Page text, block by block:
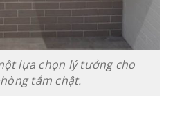
lựa chọn lý tưởng cho
tắm chật.